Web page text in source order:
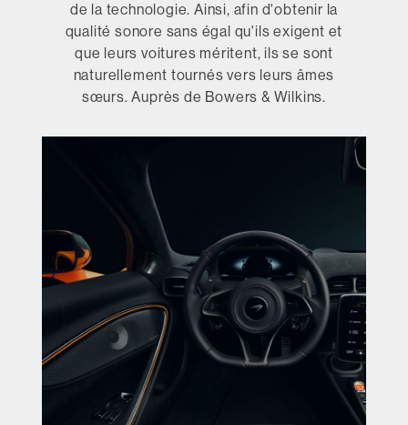
de la technologie. Ainsi, afin d'obtenir la
qualité sonore sans égal qu'ils exigent et
que leurs voitures méritent, ils se sont
naturellement tournés vers leurs âmes
sœurs. Auprès de Bowers & Wilkins.